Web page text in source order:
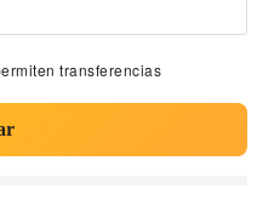
transferencias